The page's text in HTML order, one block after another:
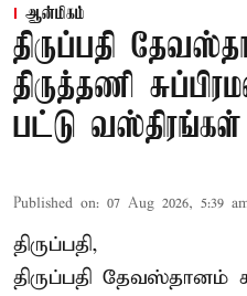
ஆன்மிகம்
திருப்பதி
திருத்தணி
பட்டு
Published on: 07 Aug 2026, 5:39
திருப்பதி,
திருப்பதி தேவஸ்தானம்